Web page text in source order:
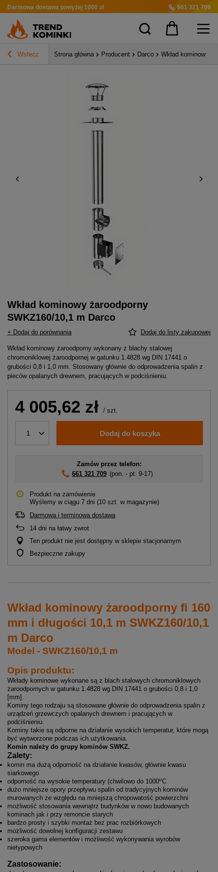
Darmowa dostawa powyżej 1000 zł 661 321 709
Wstecz Strona główna Producent Darco Wkład kominowy
Wkład kominowy żaroodporny
SWKZ160/10,1 m Darco
+ Dodaj do porównania Dodaj do listy zakupowej
Wkład kominowy żaroodporny wykonany z blachy stalowej
chromoniklowej żaroodpornej w gatunku 1.4828 wg DIN 17441 o
grubości 0,8 i 1,0 mm. Stosowany głównie do odprowadzenia spalin z
pieców opalanych drewnem, pracujących w podciśnieniu.
4 005,62 zł / szt.
1 Dodaj do koszyka
Zamów przez telefon:
661 321 709 (pon. - pt. 9-17)
Produkt na zamówienie
Wyślemy w ciągu 7 dni (10 szt. w magazynie)
Darmowa i terminowa dostawa
14 dni na łatwy zwrot
Ten produkt nie jest dostępny w sklepie stacjonarnym
Bezpieczne zakupy
Wkład kominowy żaroodporny fi 160
mm i długości 10,1 m SWKZ160/10,1
m Darco
Model - SWKZ160/10,1 m
Opis produktu:
Wkłady kominowe wykonane są z blach stalowych chromoniklowych
żaroodpornych w gatunku 1.4828 wg DIN 17441 o grubości 0,8 i 1,0
[mm].
Kominy tego rodzaju są stosowane głównie do odprowadzenia spalin z
urządzeń grzewczych opalanych drewnem i pracujących w
podciśnieniu.
Kominy takie są odporne na działanie wysokich temperatur, które mogą
być wytworzone podczas ich użytkowania.
Komin należy do grupy kominów SWKZ.
Zalety:
komin ma dużą odporność na działanie kwasów, głównie kwasu
siarkowego
odporność na wysokie temperatury (chwilowo do 1000oC
dużo mniejsze opory przepływu spalin od tradycyjnych kominów
murowanych ze względu na mniejszą chropowatość powierzchni
możliwość stosowania wewnątrz budynków w nowo budowanych
kominach jak i przy remoncie starych
bardzo prosty i szybki montaż bez prac rozbiórkowych
możliwość dowolnej konfiguracji zestawu
szeroka gama elementów i możliwość wykonywania wyrobów
nietypowych
Zastosowanie: